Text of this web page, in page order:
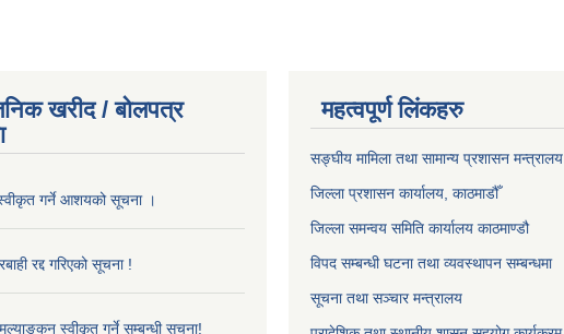
खरीद / बोलपत्र
गर्ने आशयको सूचना ।
रद्द गरिएको सूचना !
स्वीकृत गर्ने सम्बन्धी सूचना!
महत्वपूर्ण लिंकहरु
सङ्‍घीय मामिला तथा सामान्य प्रशासन मन्त्रालय
जिल्ला प्रशासन कार्यालय, काठमाडौँ
जिल्ला समन्वय समिति कार्यालय काठमाण्ड‌ौ
विपद सम्बन्धी घटना तथा व्यवस्थापन सम्बन्धमा
सूचना तथा सञ्चार मन्त्रालय